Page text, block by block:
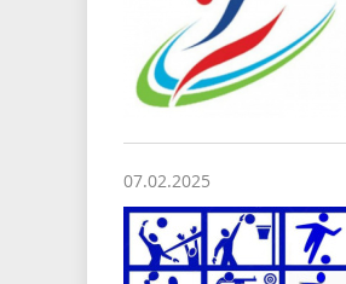
07.02.2025